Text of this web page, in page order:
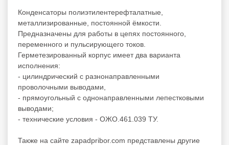
Конденсаторы полиэтилентерефталатные,
металлизированные, постоянной ёмкости.
Предназначены для работы в цепях постоянного,
переменного и пульсирующего токов.
Герметезированный корпус имеет два варианта
исполнения:
- цилиндрический с разнонаправленными
проволочными выводами,
- прямоугольный с однонаправленными лепестковыми
выводами;
- технические условия - ОЖО.461.039 ТУ.
Также на сайте zapadpribor.com представлены другие